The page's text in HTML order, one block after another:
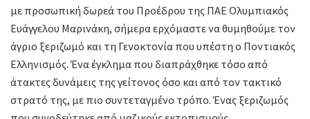
με προσωπική δωρεά του Προέδρου της ΠΑΕ Ολυμπιακός
Ευάγγελου Μαρινάκη, σήμερα ερχόμαστε να θυμηθούμε τον
άγριο ξεριζωμό και τη Γενοκτονία που υπέστη ο Ποντιακός
Ελληνισμός. Ένα έγκλημα που διαπράχθηκε τόσο από
άτακτες δυνάμεις της γείτονος όσο και από τον τακτικό
στρατό της, με πιο συντεταγμένο τρόπο. Ένας ξεριζωμός